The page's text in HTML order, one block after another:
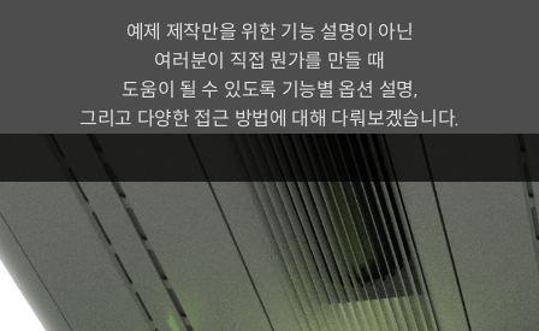
예제 제작만을 위한 기능 설명이 아닌
여러분이 직접 뭔가를 만들 때
도움이 될 수 있도록 기능별 옵션 설명,
그리고 다양한 접근 방법에 대해 다뤄보겠습니다.